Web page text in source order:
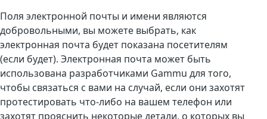
Поля электронной почты и имени являются
добровольными, вы можете выбрать, как
электронная почта будет показана посетителям
(если будет). Электронная почта может быть
использована разработчиками Gammu для того,
чтобы связаться с вами на случай, если они захотят
протестировать что-либо на вашем телефон или
захотят прояснить некоторые детали, о которых вы